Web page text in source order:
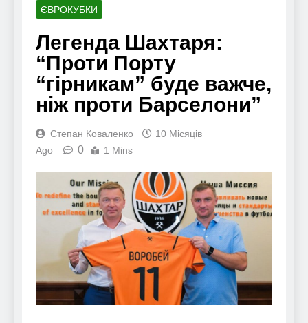
ЄВРОКУБКИ
Легенда Шахтаря:
“Проти Порту
“гірникам” буде важче,
ніж проти Барселони”
Степан Коваленко
10 Місяців
Ago
0 1 Mins